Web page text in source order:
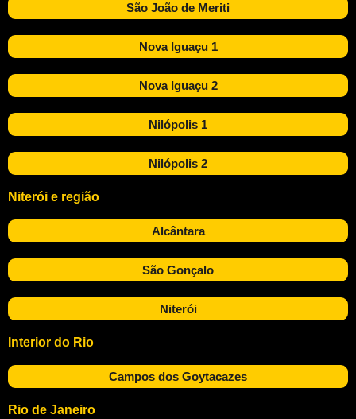
São João de Meriti
Nova Iguaçu 1
Nova Iguaçu 2
Nilópolis 1
Nilópolis 2
Niterói e região
Alcântara
São Gonçalo
Niterói
Interior do Rio
Campos dos Goytacazes
Rio de Janeiro